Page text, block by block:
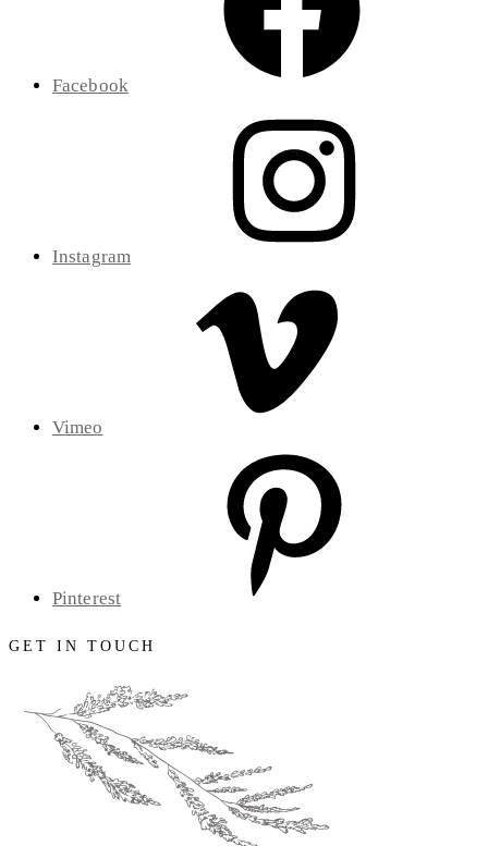
Facebook
Instagram
Vimeo
Pinterest
GET IN TOUCH